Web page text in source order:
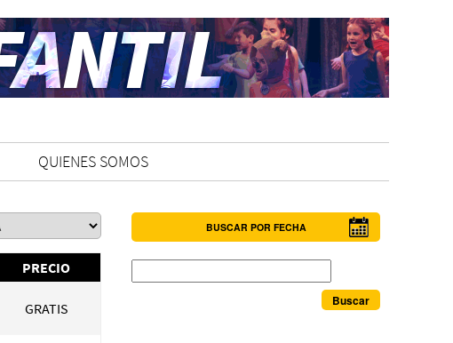
QUIENES SOMOS
PRECIO
GRATIS
BUSCAR POR FECHA